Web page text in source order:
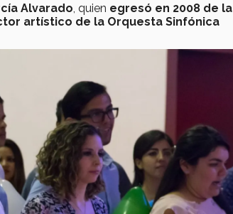
Alvarado, quien egresó en 2008 de la
artístico de la Orquesta Sinfónica